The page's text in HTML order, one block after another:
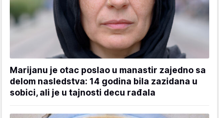
Marijanu je otac poslao u manastir zajedno sa
delom nasledstva: 14 godina bila zazidana u
sobici, ali je u tajnosti decu rađala